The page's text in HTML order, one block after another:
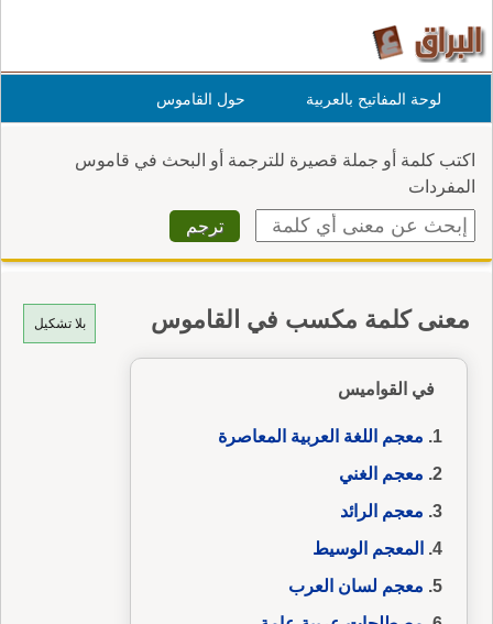
لوحة المفاتيح بالعربية حول القاموس
اكتب كلمة أو جملة قصيرة للترجمة أو البحث في قاموس
المفردات
بلا تشكيل معنى كلمة مكسب في القاموس
في القواميس
معجم اللغة العربية المعاصرة
معجم الغني
معجم الرائد
المعجم الوسيط
معجم لسان العرب